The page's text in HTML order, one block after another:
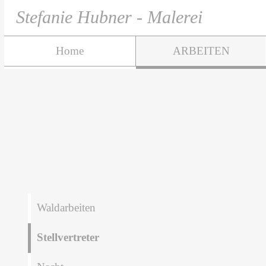
Stefanie Hubner - Malerei
Home ARBEITEN
Waldarbeiten
Stellvertreter